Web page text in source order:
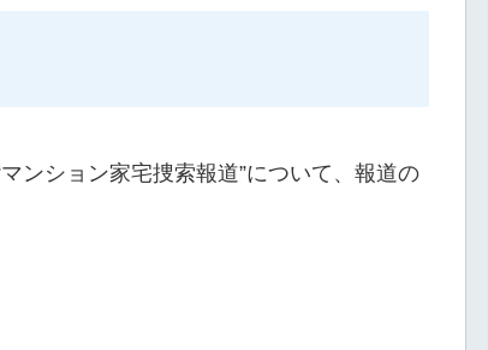
ンション家宅捜索報道”について、報道の